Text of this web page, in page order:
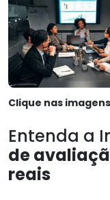
Clique nas
Entenda a
de
reais